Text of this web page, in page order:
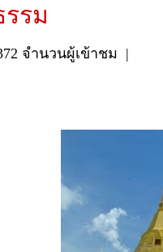
รม
จำนวนผู้เข้าชม |